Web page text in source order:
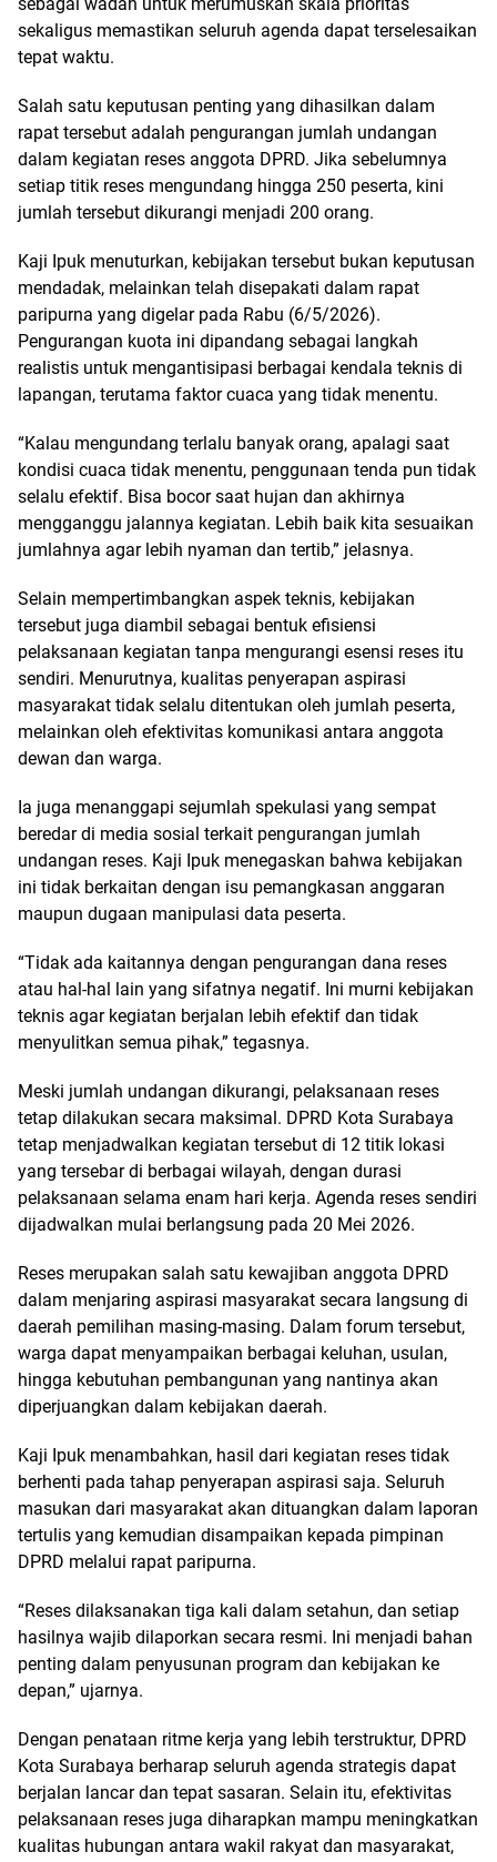
sekaligus memastikan seluruh agenda dapat terselesaikan
tepat waktu.
Salah satu keputusan penting yang dihasilkan dalam
rapat tersebut adalah pengurangan jumlah undangan
dalam kegiatan reses anggota DPRD. Jika sebelumnya
setiap titik reses mengundang hingga 250 peserta, kini
jumlah tersebut dikurangi menjadi 200 orang.
Kaji Ipuk menuturkan, kebijakan tersebut bukan keputusan
mendadak, melainkan telah disepakati dalam rapat
paripurna yang digelar pada Rabu (6/5/2026).
Pengurangan kuota ini dipandang sebagai langkah
realistis untuk mengantisipasi berbagai kendala teknis di
lapangan, terutama faktor cuaca yang tidak menentu.
“Kalau mengundang terlalu banyak orang, apalagi saat
kondisi cuaca tidak menentu, penggunaan tenda pun tidak
selalu efektif. Bisa bocor saat hujan dan akhirnya
mengganggu jalannya kegiatan. Lebih baik kita sesuaikan
jumlahnya agar lebih nyaman dan tertib,” jelasnya.
Selain mempertimbangkan aspek teknis, kebijakan
tersebut juga diambil sebagai bentuk efisiensi
pelaksanaan kegiatan tanpa mengurangi esensi reses itu
sendiri. Menurutnya, kualitas penyerapan aspirasi
masyarakat tidak selalu ditentukan oleh jumlah peserta,
melainkan oleh efektivitas komunikasi antara anggota
dewan dan warga.
Ia juga menanggapi sejumlah spekulasi yang sempat
beredar di media sosial terkait pengurangan jumlah
undangan reses. Kaji Ipuk menegaskan bahwa kebijakan
ini tidak berkaitan dengan isu pemangkasan anggaran
maupun dugaan manipulasi data peserta.
“Tidak ada kaitannya dengan pengurangan dana reses
atau hal-hal lain yang sifatnya negatif. Ini murni kebijakan
teknis agar kegiatan berjalan lebih efektif dan tidak
menyulitkan semua pihak,” tegasnya.
Meski jumlah undangan dikurangi, pelaksanaan reses
tetap dilakukan secara maksimal. DPRD Kota Surabaya
tetap menjadwalkan kegiatan tersebut di 12 titik lokasi
yang tersebar di berbagai wilayah, dengan durasi
pelaksanaan selama enam hari kerja. Agenda reses sendiri
dijadwalkan mulai berlangsung pada 20 Mei 2026.
Reses merupakan salah satu kewajiban anggota DPRD
dalam menjaring aspirasi masyarakat secara langsung di
daerah pemilihan masing-masing. Dalam forum tersebut,
warga dapat menyampaikan berbagai keluhan, usulan,
hingga kebutuhan pembangunan yang nantinya akan
diperjuangkan dalam kebijakan daerah.
Kaji Ipuk menambahkan, hasil dari kegiatan reses tidak
berhenti pada tahap penyerapan aspirasi saja. Seluruh
masukan dari masyarakat akan dituangkan dalam laporan
tertulis yang kemudian disampaikan kepada pimpinan
DPRD melalui rapat paripurna.
“Reses dilaksanakan tiga kali dalam setahun, dan setiap
hasilnya wajib dilaporkan secara resmi. Ini menjadi bahan
penting dalam penyusunan program dan kebijakan ke
depan,” ujarnya.
Dengan penataan ritme kerja yang lebih terstruktur, DPRD
Kota Surabaya berharap seluruh agenda strategis dapat
berjalan lancar dan tepat sasaran. Selain itu, efektivitas
pelaksanaan reses juga diharapkan mampu meningkatkan
kualitas hubungan antara wakil rakyat dan masyarakat,